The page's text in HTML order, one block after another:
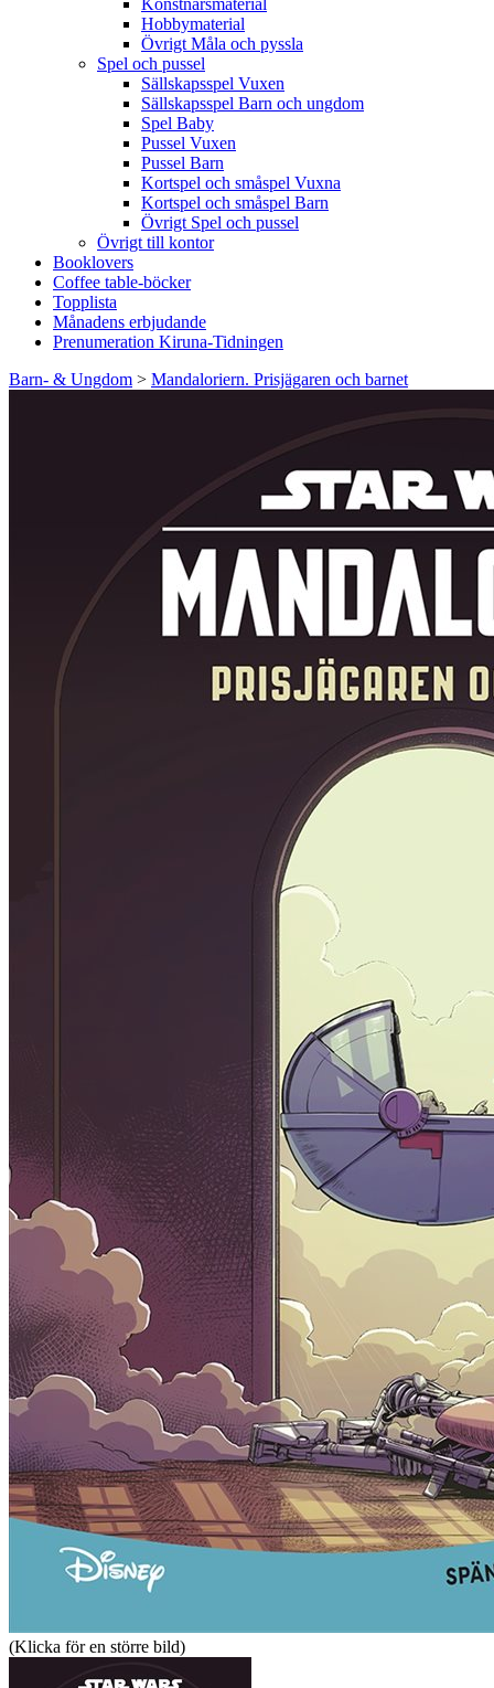
Konstnärsmaterial
Hobbymaterial
Övrigt Måla och pyssla
Spel och pussel
Sällskapsspel Vuxen
Sällskapsspel Barn och ungdom
Spel Baby
Pussel Vuxen
Pussel Barn
Kortspel och småspel Vuxna
Kortspel och småspel Barn
Övrigt Spel och pussel
Övrigt till kontor
Booklovers
Coffee table-böcker
Topplista
Månadens erbjudande
Prenumeration Kiruna-Tidningen
Barn- & Ungdom > Mandaloriern. Prisjägaren och barnet
(Klicka för en större bild)